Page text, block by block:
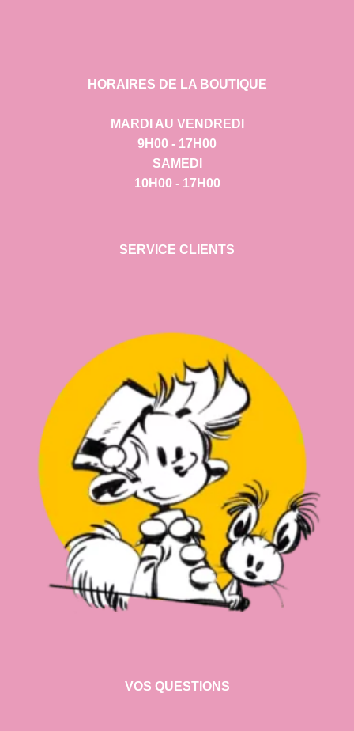
HORAIRES DE LA BOUTIQUE
MARDI AU VENDREDI
9H00 - 17H00
SAMEDI
10H00 - 17H00
SERVICE CLIENTS
VOS QUESTIONS